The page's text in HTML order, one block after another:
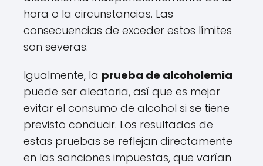
hora o la circunstancias. Las
consecuencias de exceder estos límites
son severas.
Igualmente, la prueba de alcoholemia
puede ser aleatoria, así que es mejor
evitar el consumo de alcohol si se tiene
previsto conducir. Los resultados de
estas pruebas se reflejan directamente
en las sanciones impuestas, que varían